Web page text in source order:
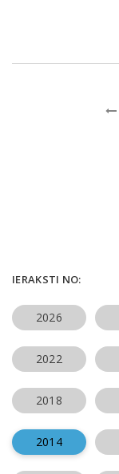
IERAKSTI NO:
2026
2022
2018
2014